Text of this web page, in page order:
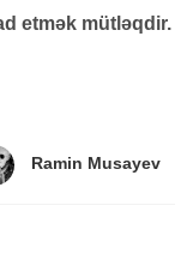
etmək mütləqdir.
Ramin Musayev